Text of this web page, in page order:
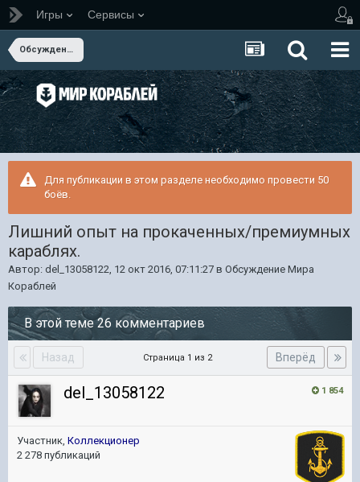
Игры Сервисы
Обсуждение Мира Кораблей
Для публикации в этом разделе необходимо провести 50
боёв.
Лишний опыт на прокаченных/премиумных
караблях.
Автор: del_13058122, 12 окт 2016, 07:11:27 в Обсуждение Мира
Кораблей
В этой теме 26 комментариев
Назад Вперёд
Страница 1 из 2
1 854
del_13058122
Участник, Коллекционер
2 278 публикаций